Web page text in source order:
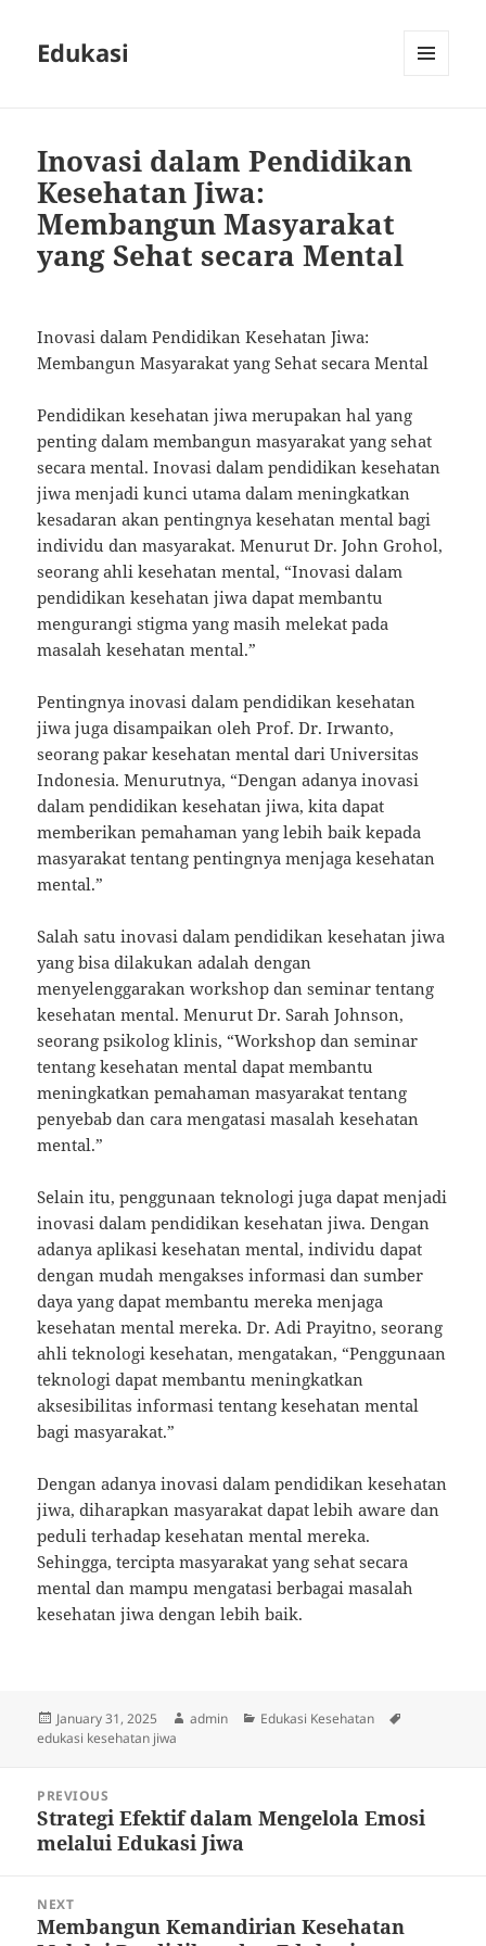
Edukasi
Inovasi dalam Pendidikan
Kesehatan Jiwa:
Membangun Masyarakat
yang Sehat secara Mental
Inovasi dalam Pendidikan Kesehatan Jiwa:
Membangun Masyarakat yang Sehat secara Mental
Pendidikan kesehatan jiwa merupakan hal yang
penting dalam membangun masyarakat yang sehat
secara mental. Inovasi dalam pendidikan kesehatan
jiwa menjadi kunci utama dalam meningkatkan
kesadaran akan pentingnya kesehatan mental bagi
individu dan masyarakat. Menurut Dr. John Grohol,
seorang ahli kesehatan mental, “Inovasi dalam
pendidikan kesehatan jiwa dapat membantu
mengurangi stigma yang masih melekat pada
masalah kesehatan mental.”
Pentingnya inovasi dalam pendidikan kesehatan
jiwa juga disampaikan oleh Prof. Dr. Irwanto,
seorang pakar kesehatan mental dari Universitas
Indonesia. Menurutnya, “Dengan adanya inovasi
dalam pendidikan kesehatan jiwa, kita dapat
memberikan pemahaman yang lebih baik kepada
masyarakat tentang pentingnya menjaga kesehatan
mental.”
Salah satu inovasi dalam pendidikan kesehatan jiwa
yang bisa dilakukan adalah dengan
menyelenggarakan workshop dan seminar tentang
kesehatan mental. Menurut Dr. Sarah Johnson,
seorang psikolog klinis, “Workshop dan seminar
tentang kesehatan mental dapat membantu
meningkatkan pemahaman masyarakat tentang
penyebab dan cara mengatasi masalah kesehatan
mental.”
Selain itu, penggunaan teknologi juga dapat menjadi
inovasi dalam pendidikan kesehatan jiwa. Dengan
adanya aplikasi kesehatan mental, individu dapat
dengan mudah mengakses informasi dan sumber
daya yang dapat membantu mereka menjaga
kesehatan mental mereka. Dr. Adi Prayitno, seorang
ahli teknologi kesehatan, mengatakan, “Penggunaan
teknologi dapat membantu meningkatkan
aksesibilitas informasi tentang kesehatan mental
bagi masyarakat.”
Dengan adanya inovasi dalam pendidikan kesehatan
jiwa, diharapkan masyarakat dapat lebih aware dan
peduli terhadap kesehatan mental mereka.
Sehingga, tercipta masyarakat yang sehat secara
mental dan mampu mengatasi berbagai masalah
kesehatan jiwa dengan lebih baik.
Posted
on
January 31, 2025 Author
admin Categories
Edukasi Kesehatan
edukasi kesehatan jiwa
navigation
PREVIOUS
Previous
post:
Strategi Efektif dalam Mengelola Emosi
melalui Edukasi Jiwa
NEXT
Next
Membangun Kemandirian Kesehatan